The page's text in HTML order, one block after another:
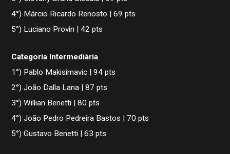
4°) Márcio Ricardo Renosto | 69 pts
5°) Luciano Provin | 42 pts
Categoria Intermediária
1°) Pablo Makisimavic | 94 pts
2°) João Dalla Lana | 87 pts
3°) Willian Benetti | 80 pts
4°) João Pedro Pedreira Bastos | 70 pts
5°) Gustavo Benetti | 63 pts